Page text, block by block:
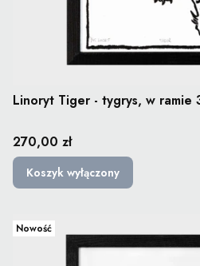
Linoryt Tiger - tygrys, w ramie
Cena
270,00 zł
Koszyk wyłączony
Nowość